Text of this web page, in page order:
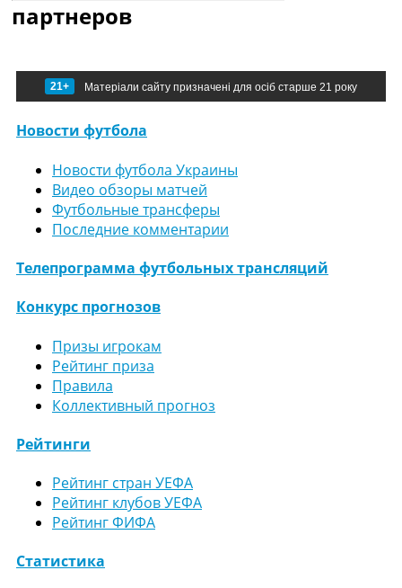
партнеров
21+ Матеріали сайту призначені для осіб старше 21 року
Новости футбола
Новости футбола Украины
Видео обзоры матчей
Футбольные трансферы
Последние комментарии
Телепрограмма футбольных трансляций
Конкурс прогнозов
Призы игрокам
Рейтинг приза
Правила
Коллективный прогноз
Рейтинги
Рейтинг стран УЕФА
Рейтинг клубов УЕФА
Рейтинг ФИФА
Статистика